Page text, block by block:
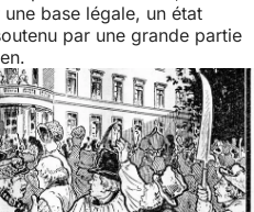
base légale, un état
par une grande partie